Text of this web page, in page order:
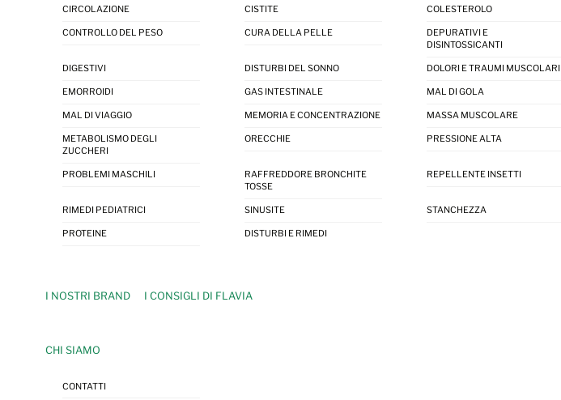
CIRCOLAZIONE CISTITE COLESTEROLO
CONTROLLO DEL PESO CURA DELLA PELLE
DEPURATIVI E
DISINTOSSICANTI
DIGESTIVI DISTURBI DEL SONNO DOLORI E TRAUMI MUSCOLARI
EMORROIDI GAS INTESTINALE MAL DI GOLA
MAL DI VIAGGIO MEMORIA E CONCENTRAZIONE MASSA MUSCOLARE
METABOLISMO DEGLI
ZUCCHERI
ORECCHIE PRESSIONE ALTA
PROBLEMI MASCHILI
RAFFREDDORE BRONCHITE
TOSSE
REPELLENTE INSETTI
RIMEDI PEDIATRICI SINUSITE STANCHEZZA
PROTEINE DISTURBI E RIMEDI
I NOSTRI BRAND I CONSIGLI DI FLAVIA
CHI SIAMO
CONTATTI